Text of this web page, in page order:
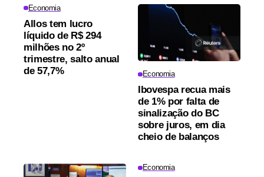
Economia
Allos tem lucro
líquido de R$ 294
milhões no 2º
trimestre, salto anual
de 57,7%
Economia
Ibovespa recua mais
de 1% por falta de
sinalização do BC
sobre juros, em dia
cheio de balanços
Economia